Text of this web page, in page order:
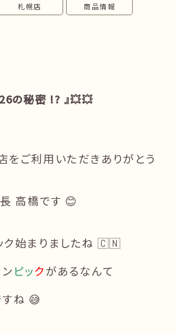
札幌店 商品情報
の秘密 !? 』💥💥
をご利用いただきありがとう
高橋です 😊
ク始まりましたね 🇨🇳
ン ピックがあるなんて
すね 😅